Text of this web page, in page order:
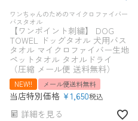
ワンちゃんのためのマイクロファイバー
バスタオル
【ワンポイント刺繍】 DOG
TOWEL ドッグタオル 犬用バス
タオル マイクロファイバー生地
ペットタオル タオルドライ
（圧縮 メール便 送料無料）
NEW!! メール便送料無料
当店特別価格 ¥1,650税込
詳細を見る